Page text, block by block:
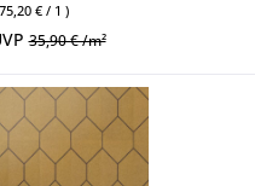
€ / 1 )
35,90 € /m²